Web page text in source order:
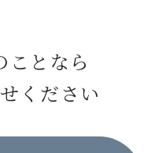
ことなら
ください